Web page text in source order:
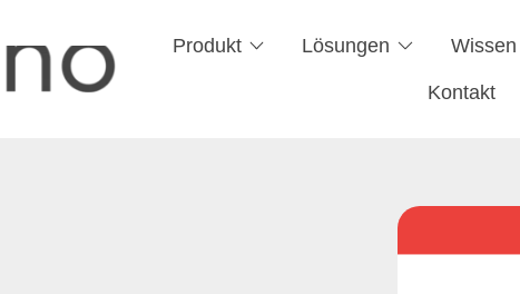
Produkt Lösungen Wissen
Kontakt